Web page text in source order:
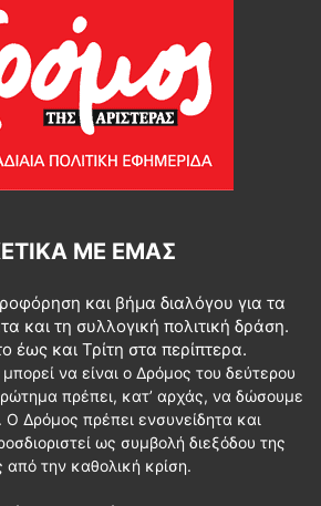
ΜΕ ΕΜΆΣ
και βήμα διαλόγου για τα
και τη συλλογική πολιτική δράση.
έως και Τρίτη στα περίπτερα.
μπορεί να είναι ο Δρόμος του δεύτερου
πρέπει, κατ’ αρχάς, να δώσουμε
Δρόμος πρέπει ενσυνείδητα και
ως συμβολή διεξόδου της
την καθολική κρίση.